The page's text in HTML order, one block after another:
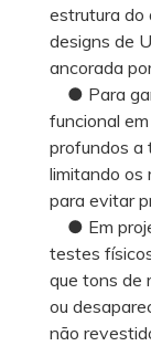
estrutura do
designs de
ancorada
● Para
funcional
profundos a
limitando os
para evitar
● Em
testes
que tons de
ou
não